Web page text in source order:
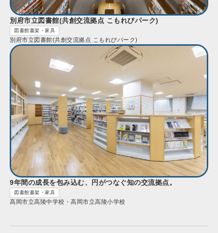
別府市立図書館(共創交流拠点 こもれびパーク)
図書館書架・家具
別府市立図書館(共創交流拠点 こもれびパーク)
9年間の成長を包み込む、円がつなぐ知の交流拠点。
図書館書架・家具
高岡市立高陵中学校・高岡市立高陵小学校